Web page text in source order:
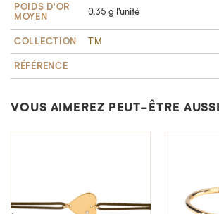
POIDS D'OR
MOYEN
0,35 g l'unité
COLLECTION T'M
RÉFÉRENCE
VOUS AIMEREZ PEUT-ÊTRE